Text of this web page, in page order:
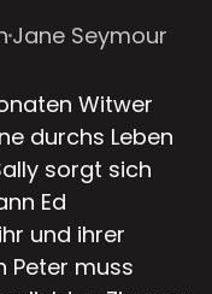
Jane Seymour
Witwer
durchs Leben
sorgt sich
Ed
und ihrer
Peter muss